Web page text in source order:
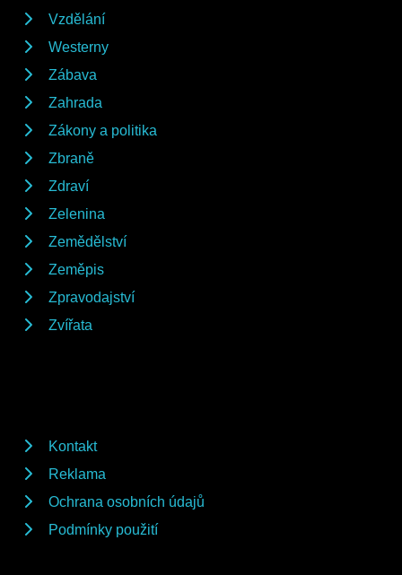
Vzdělání
Westerny
Zábava
Zahrada
Zákony a politika
Zbraně
Zdraví
Zelenina
Zemědělství
Zeměpis
Zpravodajství
Zvířata
Kontakt
Reklama
Ochrana osobních údajů
Podmínky použití